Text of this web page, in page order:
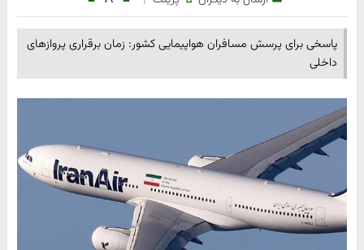
پاسخی برای پرسش مسافران هواپیمایی کشور: زمان برقراری پروازهای
داخلی